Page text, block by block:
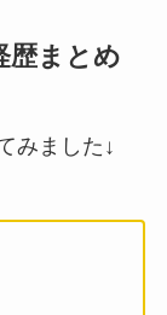
歴まとめ
みました↓